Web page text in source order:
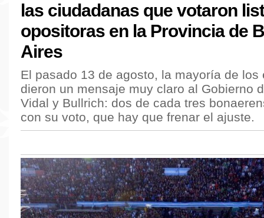
las ciudadanas que votaron
opositoras en la Provincia de
Aires
El pasado 13 de agosto, la mayoría de los
dieron un mensaje muy claro al Gobierno
Vidal y Bullrich: dos de cada tres
con su voto, que hay que frenar el ajuste.